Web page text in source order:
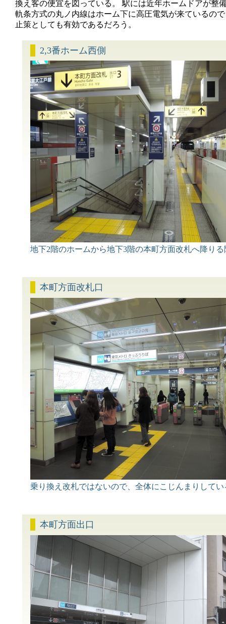
換え客の便宜を図っている。 駅には近年ホームドアが整
軌条方式の丸ノ内線はホーム下に高圧電気が来ているの
止策としても有効であるだろう。
2,3番ホーム西側
地下2階のホームから地下3階の本町方面改札へ降りる
本町方面改札口
乗り換え改札ではないので、全体にこじんまりしてい
本町方面出口